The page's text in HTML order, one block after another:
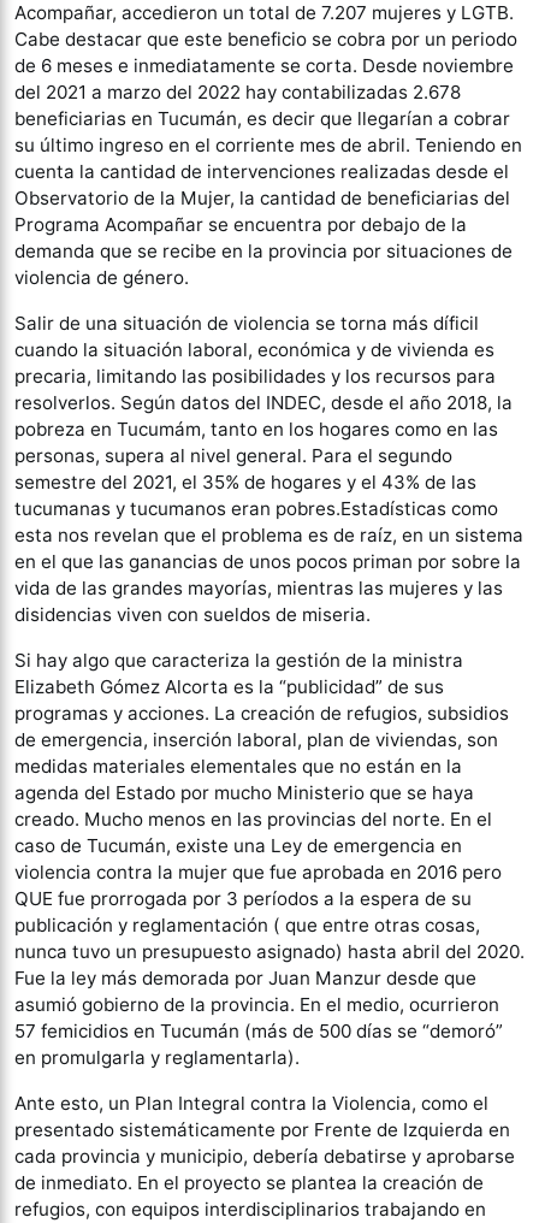
Acompañar, accedieron un total de 7.207 mujeres y LGTB.
Cabe destacar que este beneficio se cobra por un periodo
de 6 meses e inmediatamente se corta. Desde noviembre
del 2021 a marzo del 2022 hay contabilizadas 2.678
beneficiarias en Tucumán, es decir que llegarían a cobrar
su último ingreso en el corriente mes de abril. Teniendo en
cuenta la cantidad de intervenciones realizadas desde el
Observatorio de la Mujer, la cantidad de beneficiarias del
Programa Acompañar se encuentra por debajo de la
demanda que se recibe en la provincia por situaciones de
violencia de género.
Salir de una situación de violencia se torna más díficil
cuando la situación laboral, económica y de vivienda es
precaria, limitando las posibilidades y los recursos para
resolverlos. Según datos del INDEC, desde el año 2018, la
pobreza en Tucumám, tanto en los hogares como en las
personas, supera al nivel general. Para el segundo
semestre del 2021, el 35% de hogares y el 43% de las
tucumanas y tucumanos eran pobres.Estadísticas como
esta nos revelan que el problema es de raíz, en un sistema
en el que las ganancias de unos pocos priman por sobre la
vida de las grandes mayorías, mientras las mujeres y las
disidencias viven con sueldos de miseria.
Si hay algo que caracteriza la gestión de la ministra
Elizabeth Gómez Alcorta es la “publicidad” de sus
programas y acciones. La creación de refugios, subsidios
de emergencia, inserción laboral, plan de viviendas, son
medidas materiales elementales que no están en la
agenda del Estado por mucho Ministerio que se haya
creado. Mucho menos en las provincias del norte. En el
caso de Tucumán, existe una Ley de emergencia en
violencia contra la mujer que fue aprobada en 2016 pero
QUE fue prorrogada por 3 períodos a la espera de su
publicación y reglamentación ( que entre otras cosas,
nunca tuvo un presupuesto asignado) hasta abril del 2020.
Fue la ley más demorada por Juan Manzur desde que
asumió gobierno de la provincia. En el medio, ocurrieron
57 femicidios en Tucumán (más de 500 días se “demoró”
en promulgarla y reglamentarla).
Ante esto, un Plan Integral contra la Violencia, como el
presentado sistemáticamente por Frente de Izquierda en
cada provincia y municipio, debería debatirse y aprobarse
de inmediato. En el proyecto se plantea la creación de
refugios, con equipos interdisciplinarios trabajando en